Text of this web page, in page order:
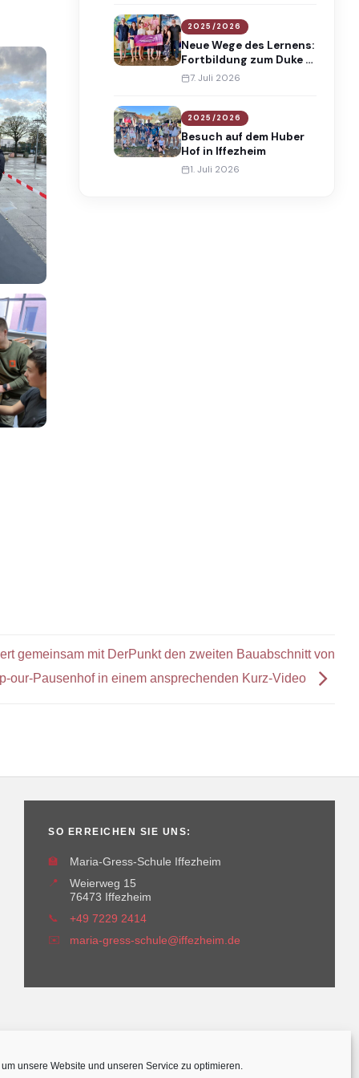
unsere Website und unseren Service zu optimieren.
2025/2026
Neue Wege des Lernens:
Fortbildung zum Duke of
Edinburgh’s
7. Juli 2026
2025/2026
Besuch auf dem Huber
Hof in Iffezheim
1. Juli 2026
gemeinsam mit DerPunkt den zweiten Bauabschnitt von
our-Pausenhof in einem ansprechenden Kurz-Video
SO ERREICHEN SIE UNS:
🏫
Maria-Gress-Schule Iffezheim
📍
Weierweg 15
76473 Iffezheim
📞
+49 7229 2414
✉️
maria-gress-schule@iffezheim.de